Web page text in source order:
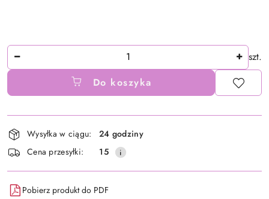
Ilość
szt.
Do koszyka
Dostępność
i
dostawa
Wysyłka w ciągu:
24 godziny
Cena przesyłki:
15
Pobierz produkt do PDF